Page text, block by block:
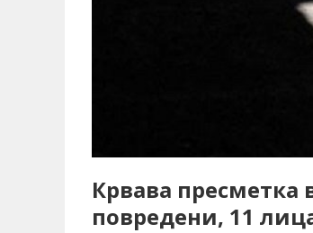
Крвава
повредени, 11